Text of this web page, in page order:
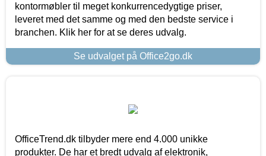
kontormøbler til meget konkurrencedygtige priser,
leveret med det samme og med den bedste service i
branchen. Klik her for at se deres udvalg.
Se udvalget på Office2go.dk
OfficeTrend.dk tilbyder mere end 4.000 unikke
produkter. De har et bredt udvalg af elektronik,